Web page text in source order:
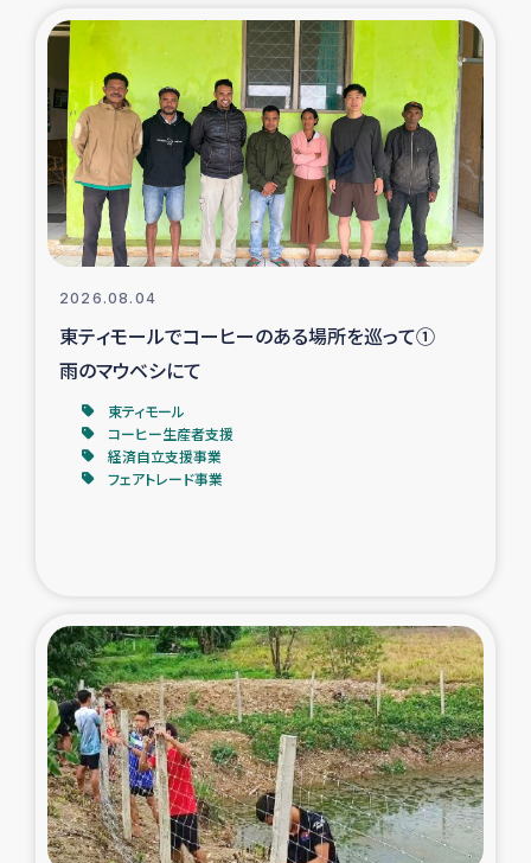
スリランカの南北女性をつなぐサリー・リサイクル・プロ
ジェクト
復興支援事業
民際教育事業
ガザ人道支援
令和6年能登半島地震 緊急支援
国内避難民への物資配付および教育支援
漁民によるマングローブ植林活動
レバノンでのシリア難民への食糧・越冬支援
レバノンにおける緊急支援
レバノンでのシリア難民への教育支援事業
2026.08.04
東ティモールでコーヒーのある場所を巡って①
雨のマウベシにて
東ティモール
コーヒー生産者支援
経済自立支援事業
フェアトレード事業